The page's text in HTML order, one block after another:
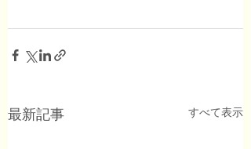
最新記事 すべて表示